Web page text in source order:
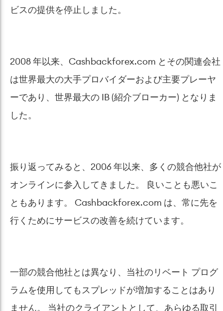
ビスの提供を停止しました。
2008 年以来、Cashbackforex.com とその関連会社
は世界最大の大手プロバイダーおよび主要プレーヤ
ーであり、世界最大の IB (紹介ブローカー) となりま
した。
振り返ってみると、2006 年以来、多くの競合他社が
オンラインに参入してきました。 良いことも悪いこ
ともあります。 Cashbackforex.com は、常に先を
行くためにサービスの改善を続けています。
一部の競合他社とは異なり、当社のリベート プログ
ラムを使用してもスプレッドが増加することはあり
ません。 当社のクライアントとして、あらゆる取引